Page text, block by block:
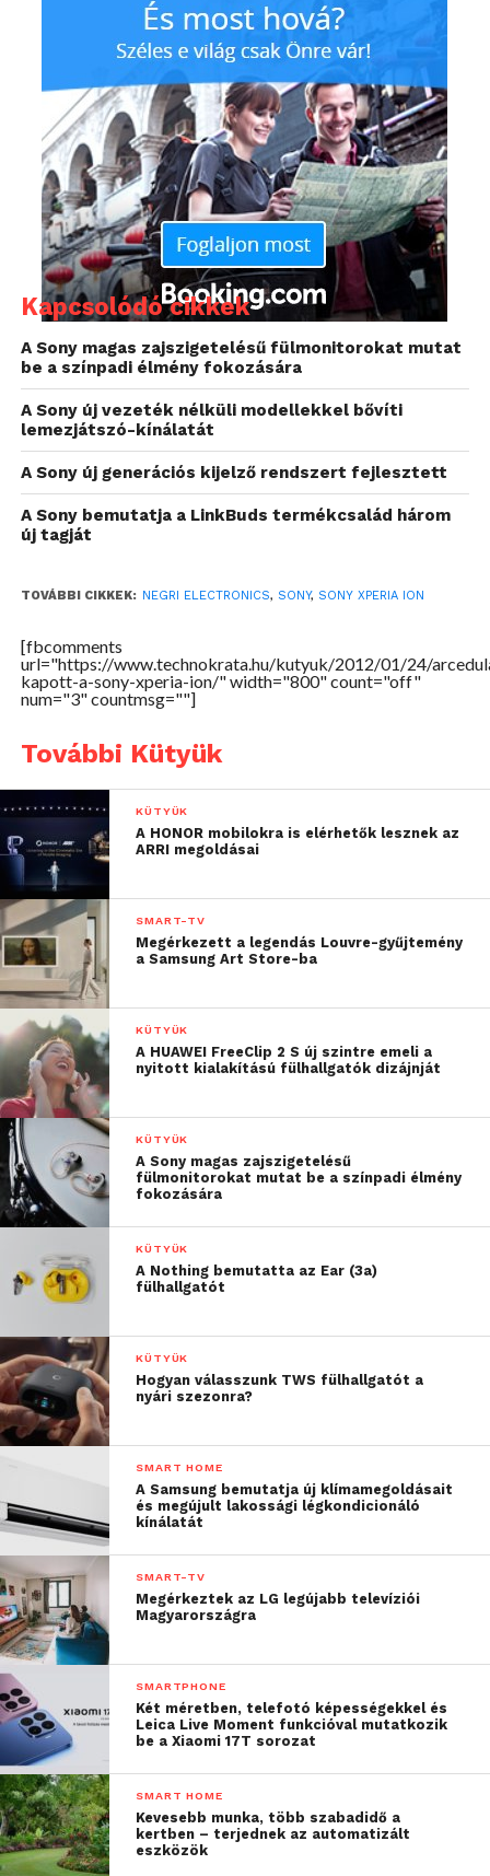
Kapcsolódó cikkek
A Sony magas zajszigetelésű fülmonitorokat mutat
be a színpadi élmény fokozására
A Sony új vezeték nélküli modellekkel bővíti
lemezjátszó-kínálatát
A Sony új generációs kijelző rendszert fejlesztett
A Sony bemutatja a LinkBuds termékcsalád három
új tagját
TOVÁBBI CIKKEK: NEGRI ELECTRONICS, SONY, SONY XPERIA ION
[fbcomments
url="https://www.technokrata.hu/kutyuk/2012/01/24/
kapott-a-sony-xperia-ion/" width="800" count="off"
num="3" countmsg=""]
További Kütyük
KÜTYÜK
A HONOR mobilokra is elérhetők lesznek az
ARRI megoldásai
SMART-TV
Megérkezett a legendás Louvre-gyűjtemény
a Samsung Art Store-ba
KÜTYÜK
A HUAWEI FreeClip 2 S új szintre emeli a
nyitott kialakítású fülhallgatók dizájnját
KÜTYÜK
A Sony magas zajszigetelésű
fülmonitorokat mutat be a színpadi élmény
fokozására
KÜTYÜK
A Nothing bemutatta az Ear (3a)
fülhallgatót
KÜTYÜK
Hogyan válasszunk TWS fülhallgatót a
nyári szezonra?
SMART HOME
A Samsung bemutatja új klímamegoldásait
és megújult lakossági légkondicionáló
kínálatát
SMART-TV
Megérkeztek az LG legújabb televíziói
Magyarországra
SMARTPHONE
Két méretben, telefotó képességekkel és
Leica Live Moment funkcióval mutatkozik
be a Xiaomi 17T sorozat
SMART HOME
Kevesebb munka, több szabadidő a
kertben – terjednek az automatizált
eszközök